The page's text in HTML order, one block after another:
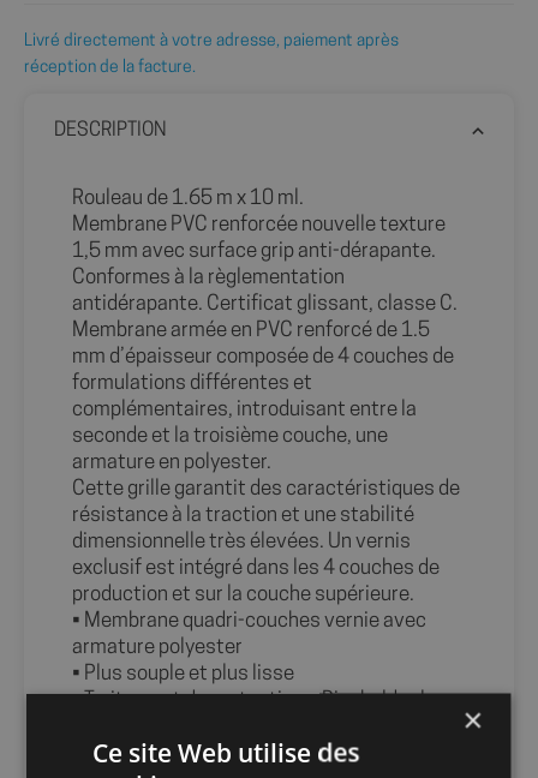
Livré directement à votre adresse, paiement après
réception de la facture.
DESCRIPTION
Rouleau de 1.65 m x 10 ml.
Membrane PVC renforcée nouvelle texture
1,5 mm avec surface grip anti-dérapante.
Conformes à la règlementation
antidérapante. Certificat glissant, classe C.
Membrane armée en PVC renforcé de 1.5
mm d’épaisseur composée de 4 couches de
formulations différentes et
complémentaires, introduisant entre la
seconde et la troisième couche, une
armature en polyester.
Cette grille garantit des caractéristiques de
résistance à la traction et une stabilité
dimensionnelle très élevées. Un vernis
exclusif est intégré dans les 4 couches de
production et sur la couche supérieure.
• Membrane quadri-couches vernie avec
armature polyester
• Plus souple et plus lisse
• Traitement de protection « Biosheld »: le
protège la membrane contre la formation de
×
Ce site Web utilise des